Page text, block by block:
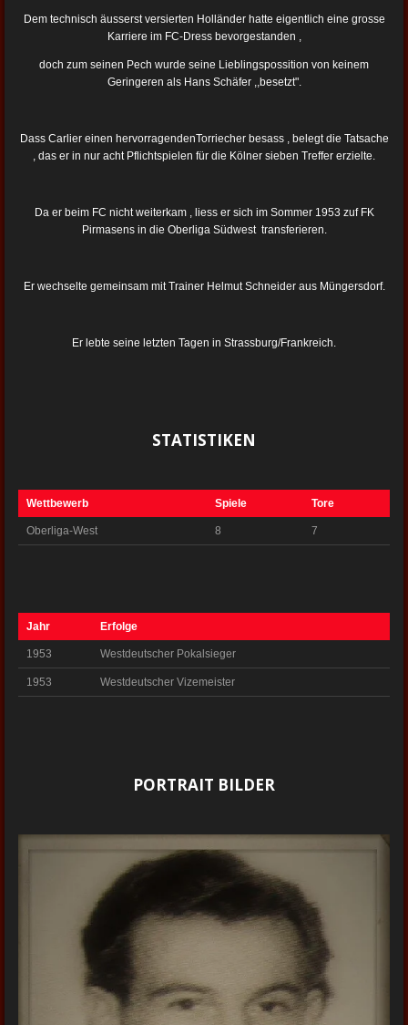
Dem technisch äusserst versierten Holländer hatte eigentlich eine grosse
Karriere im FC-Dress bevorgestanden ,
doch zum seinen Pech wurde seine Lieblingspossition von keinem
Geringeren als Hans Schäfer ,,besetzt".
Dass Carlier einen hervorragendenTorriecher besass , belegt die Tatsache
, das er in nur acht Pflichtspielen für die Kölner sieben Treffer erzielte.
Da er beim FC nicht weiterkam , liess er sich im Sommer 1953 zuf FK
Pirmasens in die Oberliga Südwest transferieren.
Er wechselte gemeinsam mit Trainer Helmut Schneider aus Müngersdorf.
Er lebte seine letzten Tagen in Strassburg/Frankreich.
STATISTIKEN
Wettbewerb Spiele Tore
Oberliga-West 8 7
Jahr Erfolge
1953 Westdeutscher Pokalsieger
1953 Westdeutscher Vizemeister
PORTRAIT BILDER